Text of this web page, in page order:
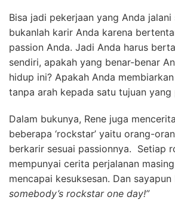
Bisa jadi pekerjaan yang Anda jalani
bukanlah karir Anda karena
passion Anda. Jadi Anda harus
sendiri, apakah yang benar-benar
hidup ini? Apakah Anda
tanpa arah kepada satu tujuan yang
Dalam bukunya, Rene juga
beberapa ‘rockstar’ yaitu orang-
berkarir sesuai passionnya. Setiap
mempunyai cerita perjalanan
mencapai kesuksesan. Dan
somebody’s rockstar one day!”